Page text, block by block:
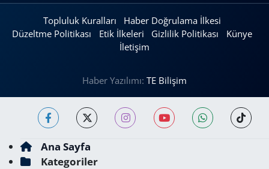
Topluluk Kuralları
Haber Doğrulama İlkesi
Düzeltme Politikası
Etik İlkeleri Gizlilik Politikası
Künye
İletişim
Haber Yazılımı: TE Bilişim
Ana Sayfa
Kategoriler